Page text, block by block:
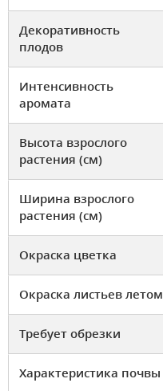
Декоративность
плодов
Интенсивность
аромата
Высота взрослого
растения (см)
Ширина взрослого
растения (см)
Окраска цветка
Окраска листьев летом
Требует обрезки
Характеристика почвы